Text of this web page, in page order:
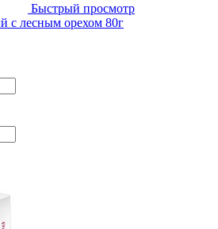
Быстрый просмотр
с лесным орехом 80г